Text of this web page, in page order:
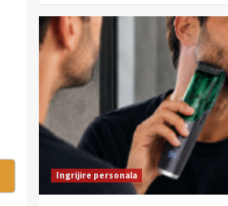
Ingrijire personala